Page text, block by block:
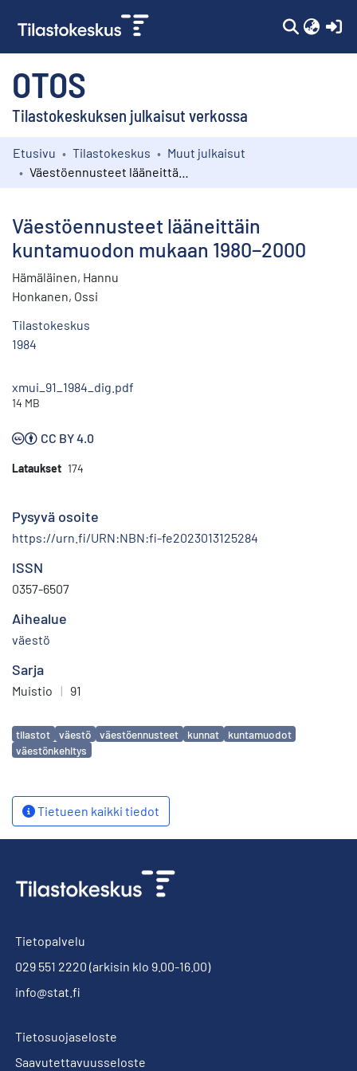
OTOS
Tilastokeskuksen julkaisut verkossa
Kokoelmat
Etusivu Tilastokeskus
Muut julkaisut
Väestöennusteet lääneittäin
kuntamuodon mukaan 1980−2000
Hämäläinen, Hannu
Honkanen, Ossi
Tilastokeskus
1984
xmui_91_1984_dig.pdf
14 MB
CC BY 4.0
Lataukset 174
Pysyvä osoite
https://urn.fi/URN:NBN:fi-fe2023013125284
ISSN
0357-6507
Aihealue
väestö
Sarja
Muistio | 91
Avainsanat
tilastot väestö väestöennusteet kunnat
kuntamuodot
väestönkehitys
Tietueen kaikki tiedot
Tietopalvelu
029 551 2220 (arkisin klo 9.00-16.00)
info@stat.fi
Tietosuojaseloste
Saavutettavuusseloste